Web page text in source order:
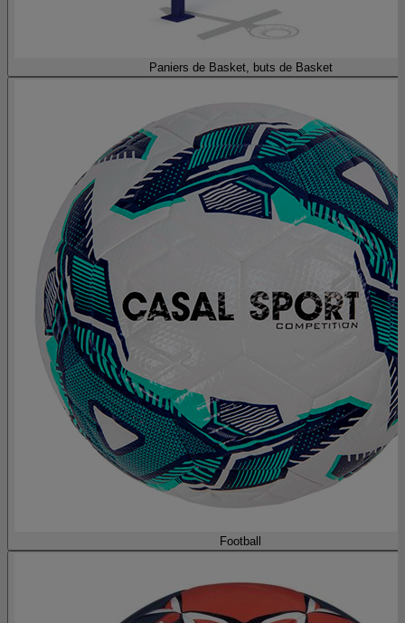
Paniers de Basket, buts de Basket
Football